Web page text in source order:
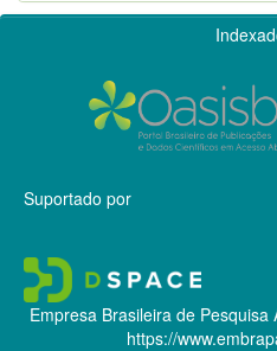
Suportado por
Empresa Brasileira de
https://